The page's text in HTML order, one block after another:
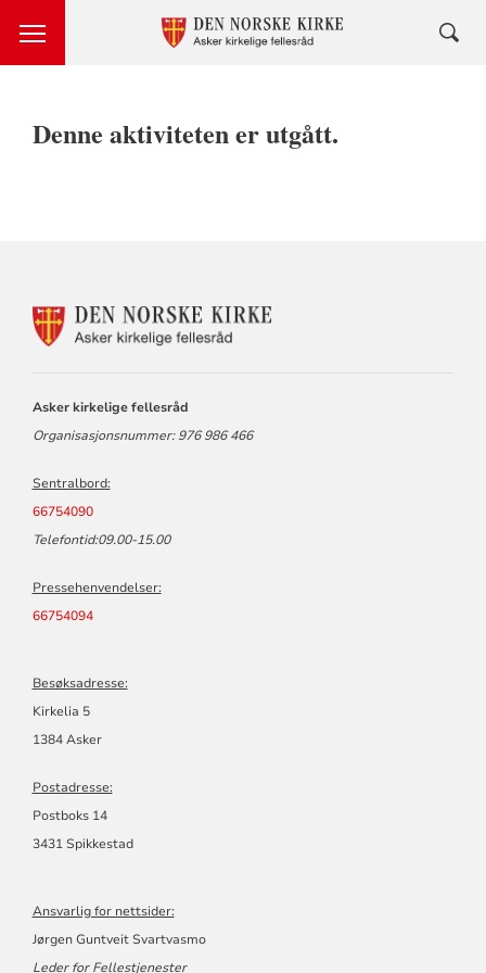
Denne aktiviteten er utgått.
KONTAKTINFORMASJON
Asker kirkelige fellesråd
Organisasjonsnummer: 976 986 466
Sentralbord:
66754090
Telefontid:09.00-15.00
Pressehenvendelser:
66754094
Besøksadresse:
Kirkelia 5
1384 Asker
Postadresse:
Postboks 14
3431 Spikkestad
Ansvarlig for nettsider:
Jørgen Guntveit Svartvasmo
Leder for Fellestjenester